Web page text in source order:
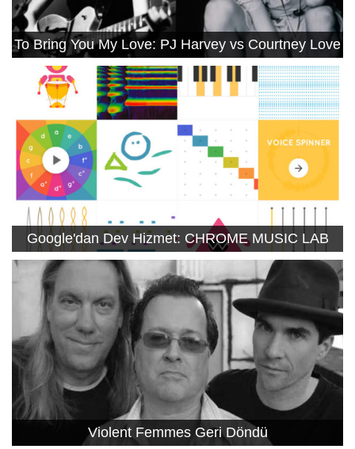
To Bring You My Love: PJ Harvey vs Courtney Love
Google'dan Dev Hizmet: CHROME MUSIC LAB
Violent Femmes Geri Döndü